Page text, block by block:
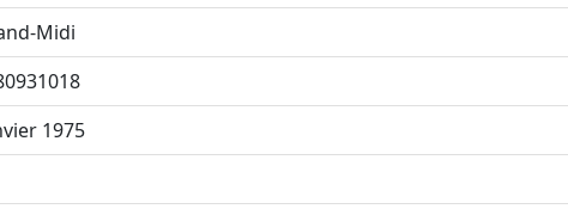
Midi
1975